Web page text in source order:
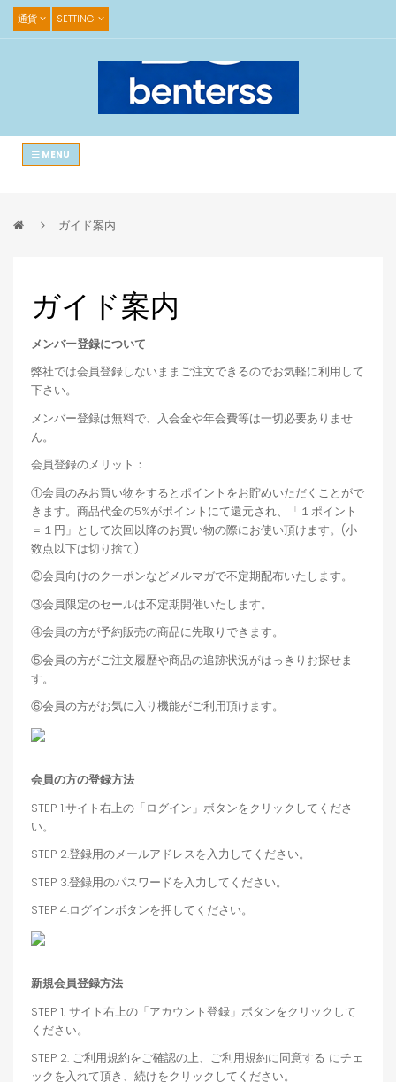
通貨 SETTING
MENU
ガイド案内
ガイド案内
メンバー登録について
弊社では会員登録しないままご注文できるのでお気軽に利用して
下さい。
メンバー登録は無料で、入会金や年会費等は一切必要ありませ
ん。
会員登録のメリット：
①会員のみお買い物をするとポイントをお貯めいただくことがで
きます。商品代金の5%がポイントにて還元され、「１ポイント
＝１円」として次回以降のお買い物の際にお使い頂けます。(小
数点以下は切り捨て)
②会員向けのクーポンなどメルマガで不定期配布いたします。
③会員限定のセールは不定期開催いたします。
④会員の方が予約販売の商品に先取りできます。
⑤会員の方がご注文履歴や商品の追跡状況がはっきりお探せま
す。
⑥会員の方がお気に入り機能がご利用頂けます。
会員の方の登録方法
STEP 1.サイト右上の「ログイン」ボタンをクリックしてくださ
い。
STEP 2.登録用のメールアドレスを入力してください。
STEP 3.登録用のパスワードを入力してください。
STEP 4.ログインボタンを押してください。
新規会員登録方法
STEP 1. サイト右上の「アカウント登録」ボタンをクリックして
ください。
STEP 2. ご利用規約をご確認の上、ご利用規約に同意する にチェ
ックを入れて頂き、続けをクリックしてください。